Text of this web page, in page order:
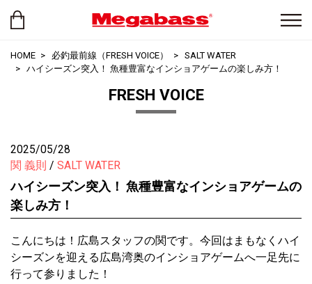
HOME 必釣最前線（FRESH VOICE）
SALT WATER
ハイシーズン突入！ 魚種豊富なインショアゲームの楽しみ方！
FRESH VOICE
2025/05/28
関 義則
SALT WATER
ハイシーズン突入！ 魚種豊富なインショアゲームの
楽しみ方！
こんにちは！広島スタッフの関です。今回はまもなくハイ
シーズンを迎える広島湾奥のインショアゲームへ一足先に
行って参りました！